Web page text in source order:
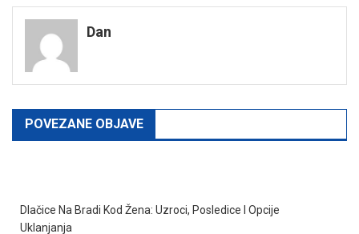
navigation
Dan
POVEZANE OBJAVE
Dlačice Na Bradi Kod Žena: Uzroci, Posledice I Opcije
Uklanjanja